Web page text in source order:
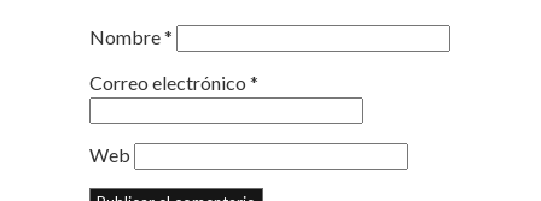
Nombre*
Correo electrónico *
Web